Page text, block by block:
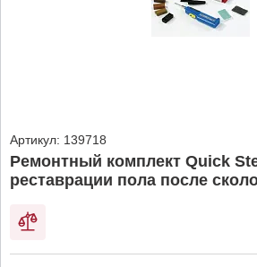
Артикул: 139718
Ремонтный комплект Quick
реставрации пола после